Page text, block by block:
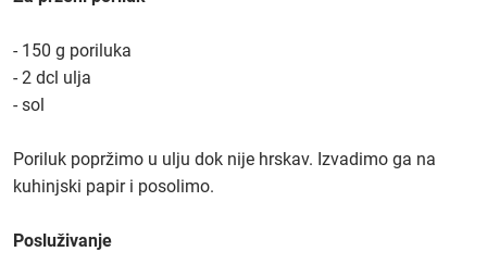
- 150 g poriluka
- 2 dcl ulja
- sol
Poriluk popržimo u ulju dok nije hrskav. Izvadimo ga na
kuhinjski papir i posolimo.
Posluživanje